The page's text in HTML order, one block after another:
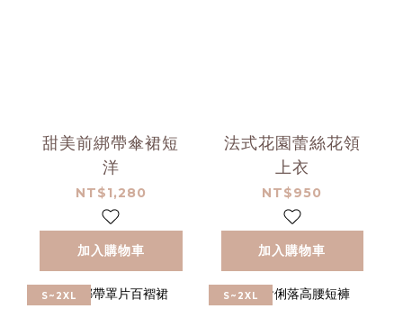
甜美前綁帶傘裙短
洋
NT$1,280
加入購物車
法式花園蕾絲花領
上衣
NT$950
加入購物車
S~2XL S~2XL